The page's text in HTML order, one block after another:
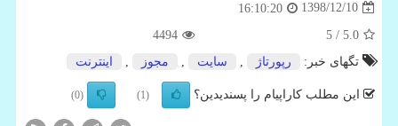
1398/12/10
16:10:20
5.0
/ 5
4494
تگهای خبر:
رپورتاژ سایت مجوز اینترنت
این مطلب کاراپیام را پسندیدین؟ (1)
(0)